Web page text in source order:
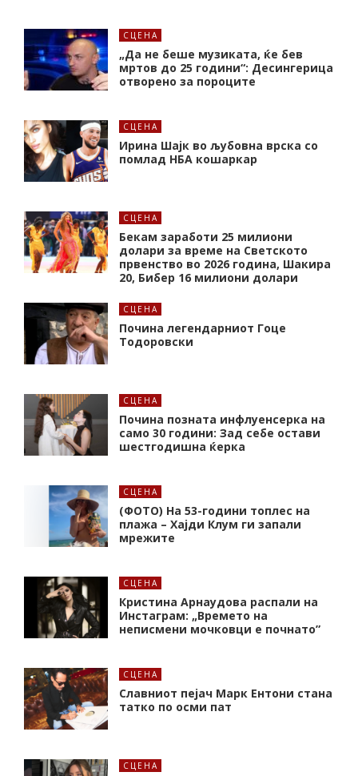
СЦЕНА
„Да не беше музиката, ќе бев
мртов до 25 години“: Десингерица
отворено за пороците
СЦЕНА
Ирина Шајк во љубовна врска со
помлад НБА кошаркар
СЦЕНА
Бекам заработи 25 милиони
долари за време на Светското
првенство во 2026 година, Шакира
20, Бибер 16 милиони долари
СЦЕНА
Почина легендарниот Гоце
Тодоровски
СЦЕНА
Почина позната инфлуенсерка на
само 30 години: Зад себе остави
шестгодишна ќерка
СЦЕНА
(ФОТО) На 53-години топлес на
плажа – Хајди Клум ги запали
мрежите
СЦЕНА
Кристина Арнаудова распали на
Инстаграм: „Времето на
неписмени мочковци е почнато”
СЦЕНА
Славниот пејач Марк Ентони стана
татко по осми пат
СЦЕНА